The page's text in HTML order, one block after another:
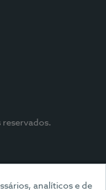
analíticos e de
reservados.